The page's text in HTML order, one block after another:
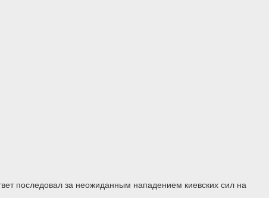
последовал за неожиданным нападением киевских сил на